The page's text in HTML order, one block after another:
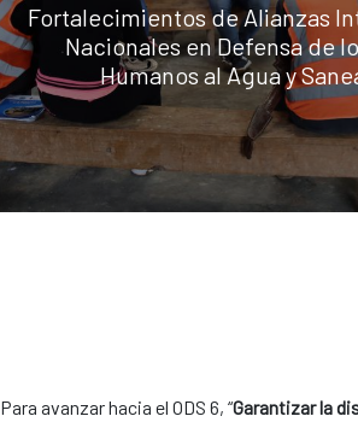
Fortalecimientos de Alianzas
Nacionales en Defensa de
Humanos al Agua y
Para avanzar hacia el ODS 6, “Garantizar la